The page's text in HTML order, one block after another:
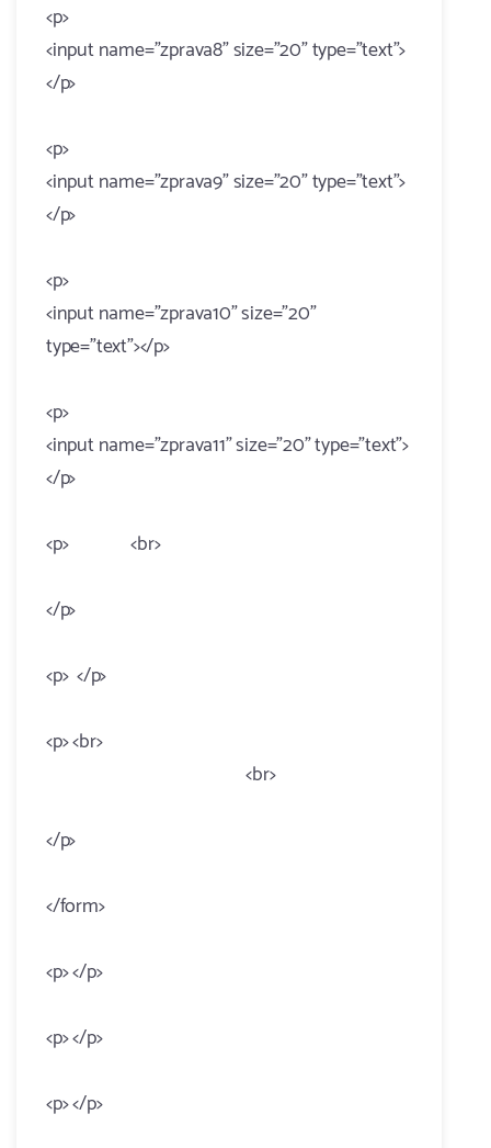
<p>
<input name="zprava8" size="20" type="text">
</p>
<p>
<input name="zprava9" size="20" type="text">
</p>
<p>
<input name="zprava10" size="20"
type="text"></p>
<p>
<input name="zprava11" size="20" type="text">
</p>
<p> <br>
</p>
<p> </p>
<p> <br>
<br>
</p>
</form>
<p> </p>
<p> </p>
<p> </p>